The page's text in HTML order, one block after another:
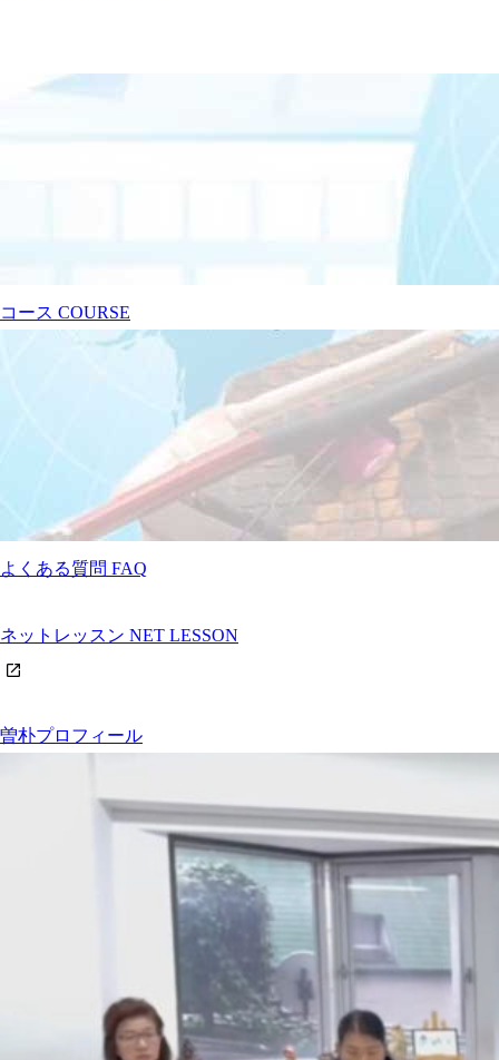
コース COURSE
よくある質問 FAQ
ネットレッスン NET LESSON
曽朴プロフィール